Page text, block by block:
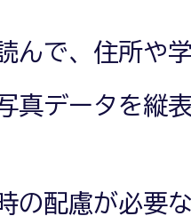
んで、住所や
真データを縦
の配慮が必要